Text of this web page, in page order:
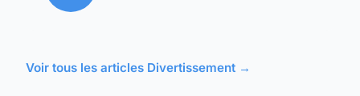
Voir tous les articles Divertissement →